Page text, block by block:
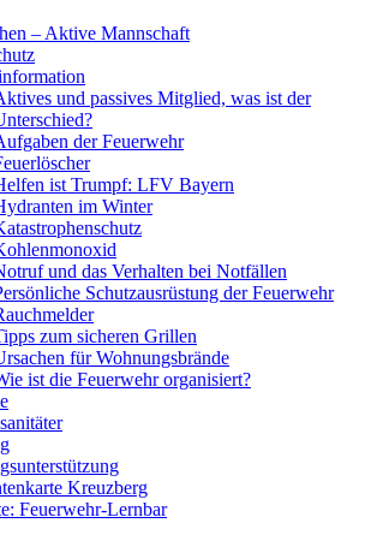
– Aktive Mannschaft
und passives Mitglied, was ist der
der Feuerwehr
ist Trumpf: LFV Bayern
im Winter
und das Verhalten bei Notfällen
Schutzausrüstung der Feuerwehr
zum sicheren Grillen
für Wohnungsbrände
ist die Feuerwehr organisiert?
Kreuzberg
Feuerwehr-Lernbar